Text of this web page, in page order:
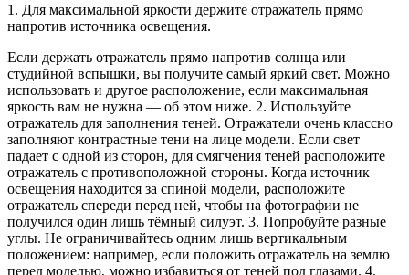
1. Для максимальной яркости держите отражатель прямо
напротив источника освещения.
Если держать отражатель прямо напротив солнца или
студийной вспышки, вы получите самый яркий свет. Можно
использовать и другое расположение, если максимальная
яркость вам не нужна — об этом ниже. 2. Используйте
отражатель для заполнения теней. Отражатели очень классно
заполняют контрастные тени на лице модели. Если свет
падает с одной из сторон, для смягчения теней расположите
отражатель с противоположной стороны. Когда источник
освещения находится за спиной модели, расположите
отражатель спереди перед ней, чтобы на фотографии не
получился один лишь тёмный силуэт. 3. Попробуйте разные
углы. Не ограничивайтесь одним лишь вертикальным
положением: например, если положить отражатель на землю
перед моделью, можно избавиться от теней под глазами. 4.